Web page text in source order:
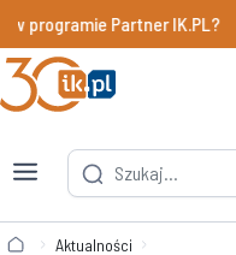
programie Partner IK.PL?
Aktualności